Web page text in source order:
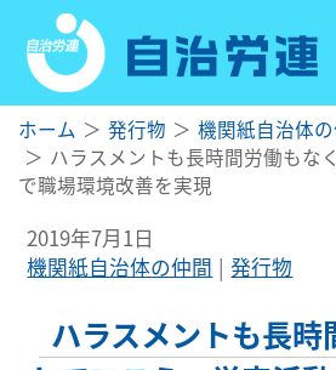
ホーム 発行物
機関紙自治体
ハラスメントも長時間労働も
で職場環境改善を実現
2019年7月1日
機関紙自治体の仲間
発行物
ハラスメントも長時